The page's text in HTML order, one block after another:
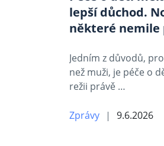
lepší důchod.
některé nemile
Jedním z důvodů,
než muži, je péče o
režii právě …
Zprávy 9.6.2026